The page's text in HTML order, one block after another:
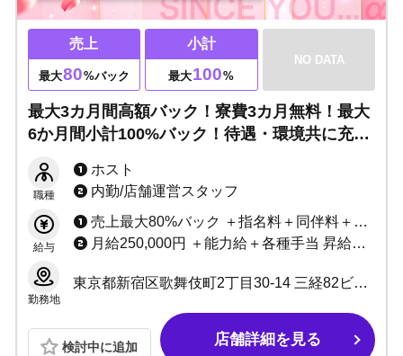
売上
最大80%バック
小計
最大100%
NO DATA
最大3カ月間高額バック！寮費3カ月無料！最大
6か月間小計100%バック！待遇・環境共に充実
に！
職種
ホスト
内勤/店舗運営スタッフ
給与
売上最大80%バック ＋指名料＋同伴料＋各種賞金
月給250,000円 ＋能力給＋各種手当 昇給随時
勤務地
東京都新宿区歌舞伎町2丁目30-14 三経82ビル7F
検討中に追加 店舗詳細を見る